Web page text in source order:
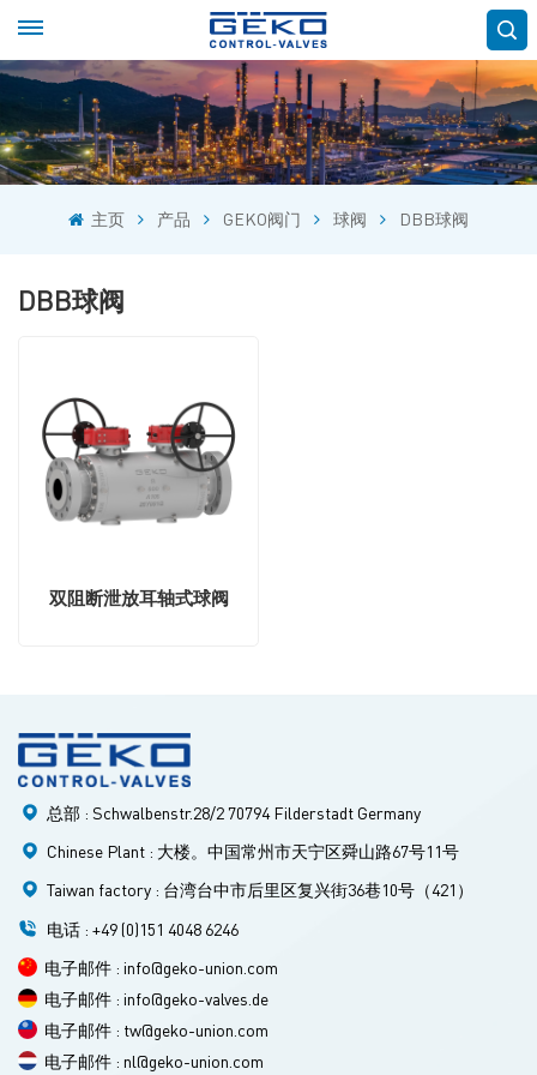
主页 产品 GEKO阀门 球阀 DBB球阀
DBB球阀
双阻断泄放耳轴式球阀
总部 : Schwalbenstr.28/2 70794 Filderstadt Germany
Chinese Plant : 大楼。中国常州市天宁区舜山路67号11号
Taiwan factory : 台湾台中市后里区复兴街36巷10号（421）
电话 : +49 (0)151 4048 6246
电子邮件 : info@geko-union.com
电子邮件 : info@geko-valves.de
电子邮件 : tw@geko-union.com
电子邮件 : nl@geko-union.com